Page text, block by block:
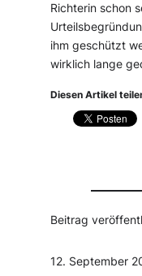
Richterin schon
ihm geschützt
wirklich lange
Diesen Artikel
Beitrag
12. September